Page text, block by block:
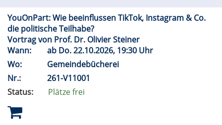
YouOnPart: Wie beeinflussen TikTok, Instagram & Co.
die politische Teilhabe?
Vortrag von Prof. Dr. Olivier Steiner
Wann:
ab Do.22.10.2026, 19:30 Uhr
Wo:
Gemeindebücherei
Nr.:
261-V11001
Status:
Plätze frei